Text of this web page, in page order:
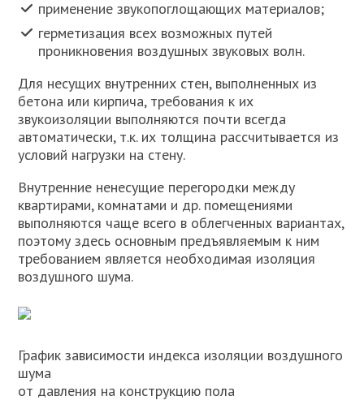
применение звукопоглощающих материалов;
герметизация всех возможных путей
проникновения воздушных звуковых волн.
Для несущих внутренних стен, выполненных из
бетона или кирпича, требования к их
звукоизоляции выполняются почти всегда
автоматически, т.к. их толщина рассчитывается из
условий нагрузки на стену.
Внутренние ненесущие перегородки между
квартирами, комнатами и др. помещениями
выполняются чаще всего в облегченных вариантах,
поэтому здесь основным предъявляемым к ним
требованием является необходимая изоляция
воздушного шума.
График зависимости индекса изоляции воздушного
шума
от давления на конструкцию пола